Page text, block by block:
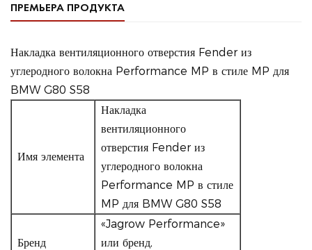
ПРЕМЬЕРА ПРОДУКТА
Накладка вентиляционного отверстия Fender из
углеродного волокна Performance MP в стиле MP для
BMW G80 S58
Имя элемента
Накладка
вентиляционного
отверстия Fender из
углеродного волокна
Performance MP в стиле
MP для BMW G80 S58
Бренд
«Jagrow Performance»
или бренд,